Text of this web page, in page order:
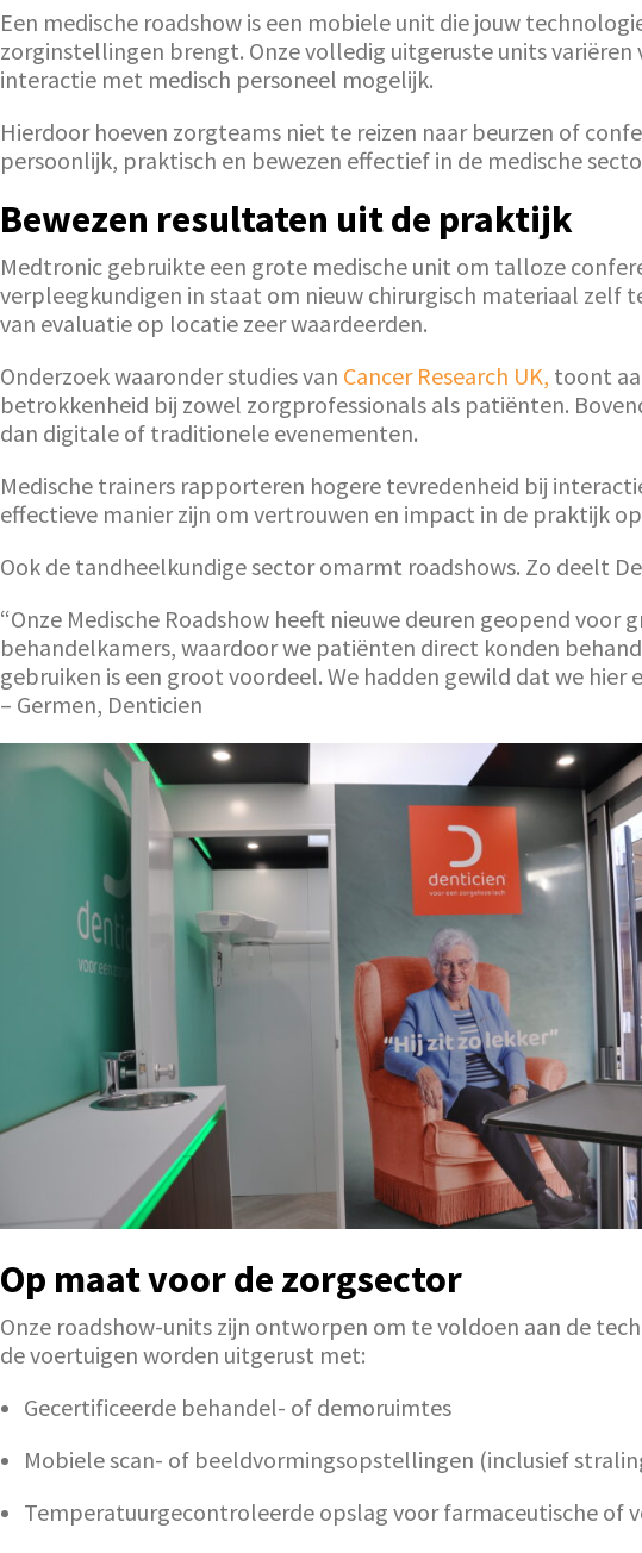
Een medische roadshow is een mobiele unit die jouw
zorginstellingen brengt. Onze volledig uitgeruste units
interactie met medisch personeel mogelijk.
Hierdoor hoeven zorgteams niet te reizen naar beurzen of
persoonlijk, praktisch en bewezen effectief in de medische
Bewezen resultaten uit de praktijk
Medtronic gebruikte een grote medische unit om talloze
verpleegkundigen in staat om nieuw chirurgisch materiaal zelf
van evaluatie op locatie zeer waardeerden.
Onderzoek waaronder studies van Cancer Research UK, toont
betrokkenheid bij zowel zorgprofessionals als patiënten.
dan digitale of traditionele evenementen.
Medische trainers rapporteren hogere tevredenheid bij
effectieve manier zijn om vertrouwen en impact in de praktijk
Ook de tandheelkundige sector omarmt roadshows. Zo deelt
“Onze Medische Roadshow heeft nieuwe deuren geopend
behandelkamers, waardoor we patiënten direct konden
gebruiken is een groot voordeel. We hadden gewild dat we hier
– Germen, Denticien
Op maat voor de zorgsector
Onze roadshow-units zijn ontworpen om te voldoen aan de
de voertuigen worden uitgerust met:
Gecertificeerde behandel- of demoruimtes
Mobiele scan- of beeldvormingsopstellingen (inclusief
Temperatuurgecontroleerde opslag voor farmaceutische of